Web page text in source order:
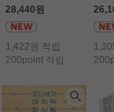
28,440원
1,422원 적립
200point 적립